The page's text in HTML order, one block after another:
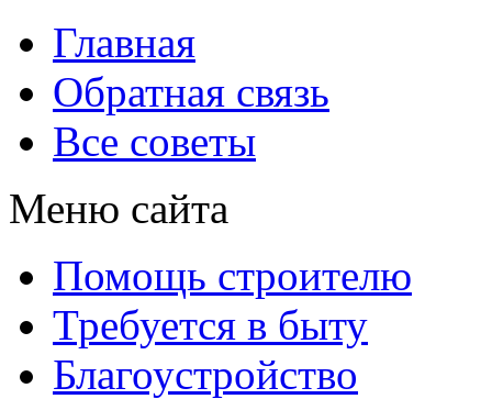
Главная
Обратная связь
Все советы
Меню сайта
Помощь строителю
Требуется в быту
Благоустройство